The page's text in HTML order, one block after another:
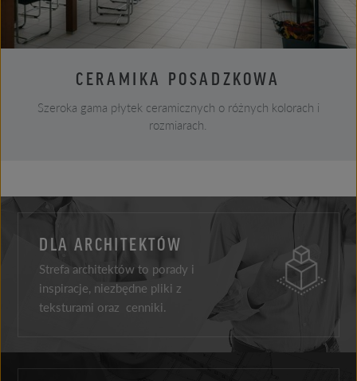
CERAMIKA POSADZKOWA
Szeroka gama płytek ceramicznych o różnych kolorach i
rozmiarach.
DLA ARCHITEKTÓW
Strefa architektów to porady i
inspiracje, niezbędne pliki z
teksturami oraz cenniki.